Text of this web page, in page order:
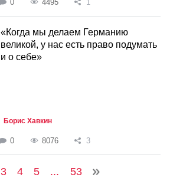
0 4495 1
«Когда мы делаем Германию
великой, у нас есть право подумать
и о себе»
Борис Хавкин
0 8076 3
3 4 5 ... 53